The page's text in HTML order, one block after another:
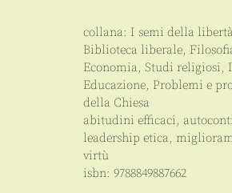
collana: I semi della libertà
Biblioteca liberale,
Economia, Studi religiosi,
Educazione, Problemi e
della Chiesa
abitudini efficaci,
leadership etica,
virtù
isbn: 9788849887662